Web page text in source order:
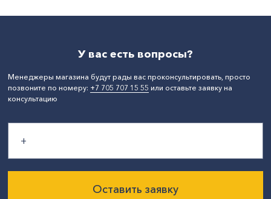
У вас есть вопросы?
Менеджеры магазина будут рады вас проконсультировать, просто
позвоните по номеру: +7 705 707 15 55 или оставьте заявку на
консультацию
Оставить заявку